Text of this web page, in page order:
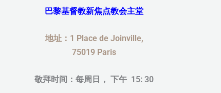
巴黎基督教新焦点教会主堂
地址：1 Place de Joinville,
75019 Paris
敬拜时间：每周日， 下午 15: 30